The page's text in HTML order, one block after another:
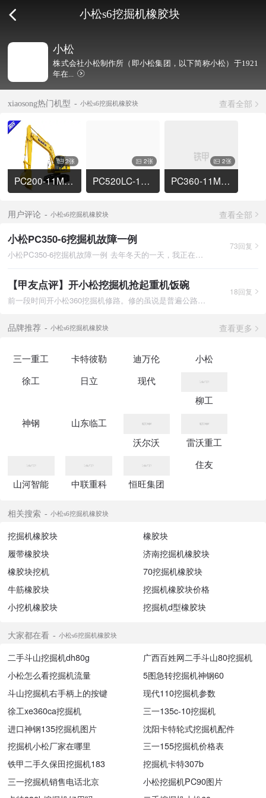
小松s6挖掘机橡胶块
小松
株式会社小松制作所（即小松集团，以下简称小松）于1921
年在...
xiaosong热门机型 小松s6挖掘机橡胶块 查看全部
2张
PC200-11M0挖掘机
2张
PC520LC-11M0挖掘机
2张
PC360-11M0挖掘机
用户评论 小松s6挖掘机橡胶块 查看全部
小松PC350-6挖掘机故障一例
小松PC350-6挖掘机故障一例 去年冬天的一天，我正在门市的门口
73回复
【甲友点评】开小松挖掘机抢起重机饭碗
前一段时间开小松360挖掘机修路。修的虽说是普遍公路，但活也比
18回复
品牌推荐 小松s6挖掘机橡胶块 查看更多
三一重工 卡特彼勒 迪万伦
小松
徐工
日立
现代
柳工
神钢
山东临工
沃尔沃
雷沃重工
山河智能 中联重科 恒旺集团
住友
相关搜索 小松s6挖掘机橡胶块
挖掘机橡胶块
橡胶块
履带橡胶块
济南挖掘机橡胶块
橡胶块挖机
70挖掘机橡胶块
牛筋橡胶块
挖掘机橡胶块价格
小挖机橡胶块
挖掘机d型橡胶块
大家都在看 小松s6挖掘机橡胶块
二手斗山挖掘机dh80g
广西百姓网二手斗山80挖掘机
小松怎么看挖掘机流量
5图急转挖掘机神钢60
斗山挖掘机右手柄上的按键
现代110挖掘机参数
徐工xe360ca挖掘机
三一135c-10挖掘机
进口神钢135挖掘机图片
沈阳卡特轮式挖掘机配件
挖掘机小松厂家在哪里
三一155挖掘机价格表
铁甲二手久保田挖掘机183
挖掘机卡特307b
三一挖掘机销售电话北京
小松挖掘机PC90图片